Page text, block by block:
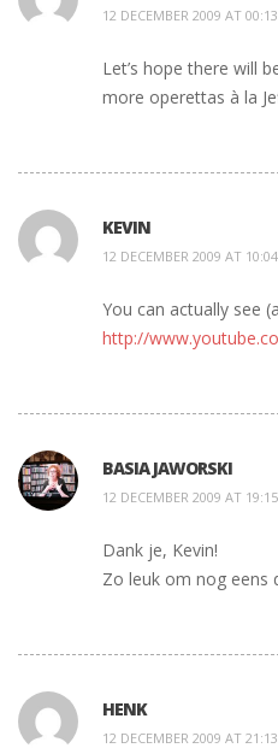
12 DECEMBER 2009 AT 00:13
Let’s hope there will
more operettas à la
KEVIN
12 DECEMBER 2009 AT 10:04
You can actually see
http://
BASIA JAWORSKI
12 DECEMBER 2009 AT 19:15
Dank je, Kevin!
Zo leuk om nog eens
HENK
12 DECEMBER 2009 AT 21:13